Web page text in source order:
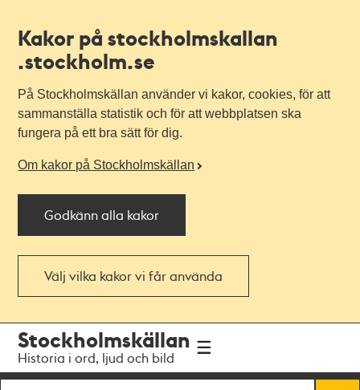
Kakor på stockholmskallan
.stockholm.se
På Stockholmskällan använder vi kakor, cookies, för att
sammanställa statistik och för att webbplatsen ska
fungera på ett bra sätt för dig.
Om kakor på Stockholmskällan
Godkänn alla kakor
Välj vilka kakor vi får använda
navigationen
huvudinnehållet
Stockholmskällan
Historia i ord, ljud och bild